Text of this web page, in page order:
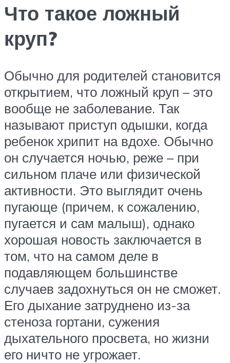
Что такое ложный
круп?
Обычно для родителей становится
открытием, что ложный круп – это
вообще не заболевание. Так
называют приступ одышки, когда
ребенок хрипит на вдохе. Обычно
он случается ночью, реже – при
сильном плаче или физической
активности. Это выглядит очень
пугающе (причем, к сожалению,
пугается и сам малыш), однако
хорошая новость заключается в
том, что на самом деле в
подавляющем большинстве
случаев задохнуться он не сможет.
Его дыхание затруднено из-за
стеноза гортани, сужения
дыхательного просвета, но жизни
его ничто не угрожает.